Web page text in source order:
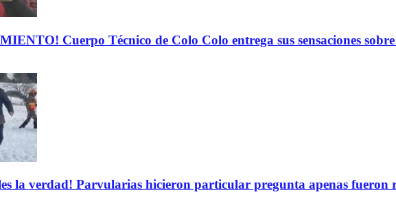
Cuerpo Técnico de Colo Colo entrega sus sensaciones
la verdad! Parvularias hicieron particular pregunta apenas fueron